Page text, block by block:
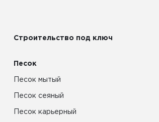
Строительство под ключ
Песок
Песок мытый
Песок сеяный
Песок карьерный